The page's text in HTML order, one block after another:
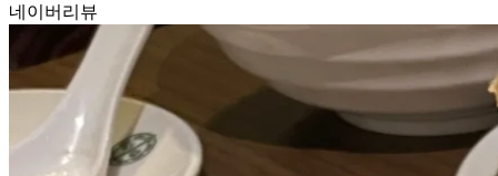
네이버리뷰